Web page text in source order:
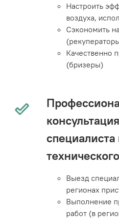
Настроить
воздуха,
Сэкономить
Качественно
(бризеры)
Выезд
регионах
Выполнение
работ (в